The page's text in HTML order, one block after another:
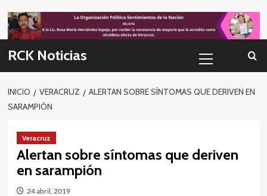
to
content
RCK Noticias
primario
INICIO VERACRUZ
ALERTAN SOBRE SÍNTOMAS QUE DERIVEN EN
SARAMPIÓN
Veracruz
Alertan sobre síntomas que deriven
en sarampión
24 abril, 2019